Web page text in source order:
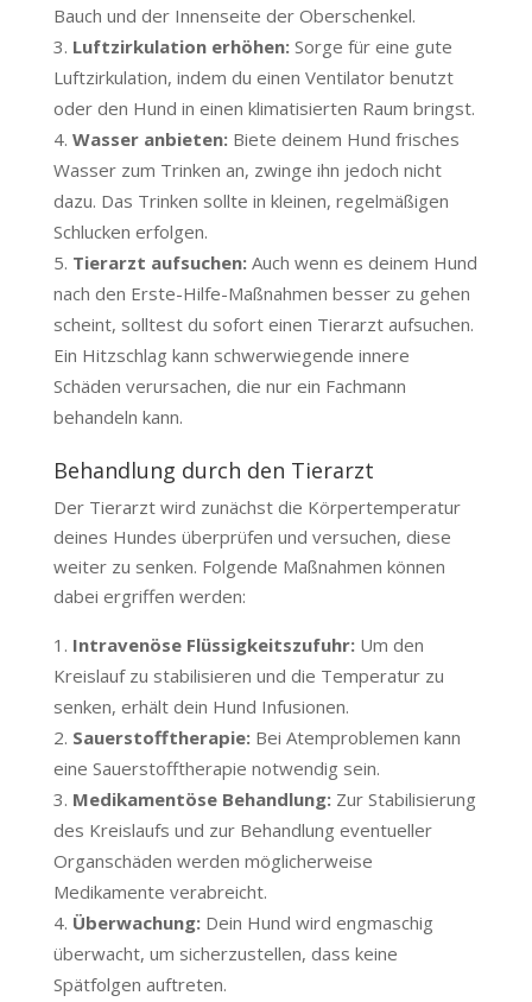
Bauch und der Innenseite der Oberschenkel.
Luftzirkulation erhöhen:Sorge für eine gute
Luftzirkulation, indem du einen Ventilator benutzt
oder den Hund in einen klimatisierten Raum bringst.
Wasser anbieten:Biete deinem Hund frisches
Wasser zum Trinken an, zwinge ihn jedoch nicht
dazu. Das Trinken sollte in kleinen, regelmäßigen
Schlucken erfolgen.
Tierarzt aufsuchen:Auch wenn es deinem Hund
nach den Erste-Hilfe-Maßnahmen besser zu gehen
scheint, solltest du sofort einen Tierarzt aufsuchen.
Ein Hitzschlag kann schwerwiegende innere
Schäden verursachen, die nur ein Fachmann
behandeln kann.
Behandlung durch den Tierarzt
Der Tierarzt wird zunächst die Körpertemperatur
deines Hundes überprüfen und versuchen, diese
weiter zu senken. Folgende Maßnahmen können
dabei ergriffen werden:
Intravenöse Flüssigkeitszufuhr:Um den
Kreislauf zu stabilisieren und die Temperatur zu
senken, erhält dein Hund Infusionen.
Sauerstofftherapie:Bei Atemproblemen kann
eine Sauerstofftherapie notwendig sein.
Medikamentöse Behandlung:Zur Stabilisierung
des Kreislaufs und zur Behandlung eventueller
Organschäden werden möglicherweise
Medikamente verabreicht.
Überwachung:Dein Hund wird engmaschig
überwacht, um sicherzustellen, dass keine
Spätfolgen auftreten.